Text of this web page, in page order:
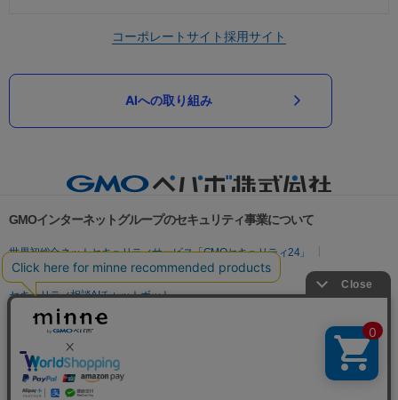
コーポレートサイト採用サイト
AIへの取り組み
GMOインターネットグループのセキュリティ事業について
世界初総合ネットセキュリティサービス「GMOセキュリティ24」
パスワード漏洩診断
Webサイトリスク診断
セキュリティ相談AIチャットボット
実在証明・盗聴対策
サイバー攻撃対策（GMO Flatt Security）
セキュリティ事業の軌跡